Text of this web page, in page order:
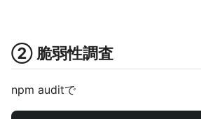
② 脆弱性調査
npm auditで